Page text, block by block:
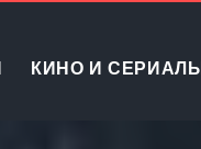
КИНО И СЕРИАЛЫ